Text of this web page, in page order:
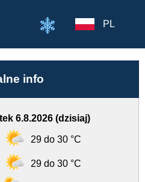
PL
info
6.8.2026 (dzisiaj)
29 do 30 °C
29 do 30 °C